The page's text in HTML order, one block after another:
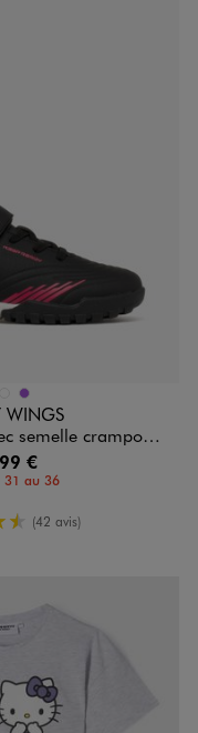
STANDARD
ROSE STANDARD
VIOLET
WINGS
crampons fille - 5 Miles
€
31 au 36
de moyenne
(42 avis)